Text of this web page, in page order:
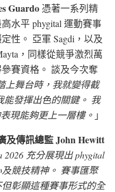
Guardo 憑著一系列精
水平 phygital 運動賽事
性。 亞軍 Sagdi，以及
，同樣從競爭激烈萬
賽資格。 談及今次奪
上舞台時，我就變得截
能發揮出色的關鍵。 我
表現能夠更上一層樓。 」
及傳訊總監 John Hewitt
2026 充分展現出 phygital
競技精神。 賽事匯聚
彰顯這種賽事形式的全